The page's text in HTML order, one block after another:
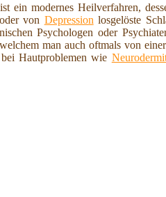
ein modernes Heilverfahren,
von Depression losgelöste
Psychologen oder
man auch oftmals von
Hautproblemen wie